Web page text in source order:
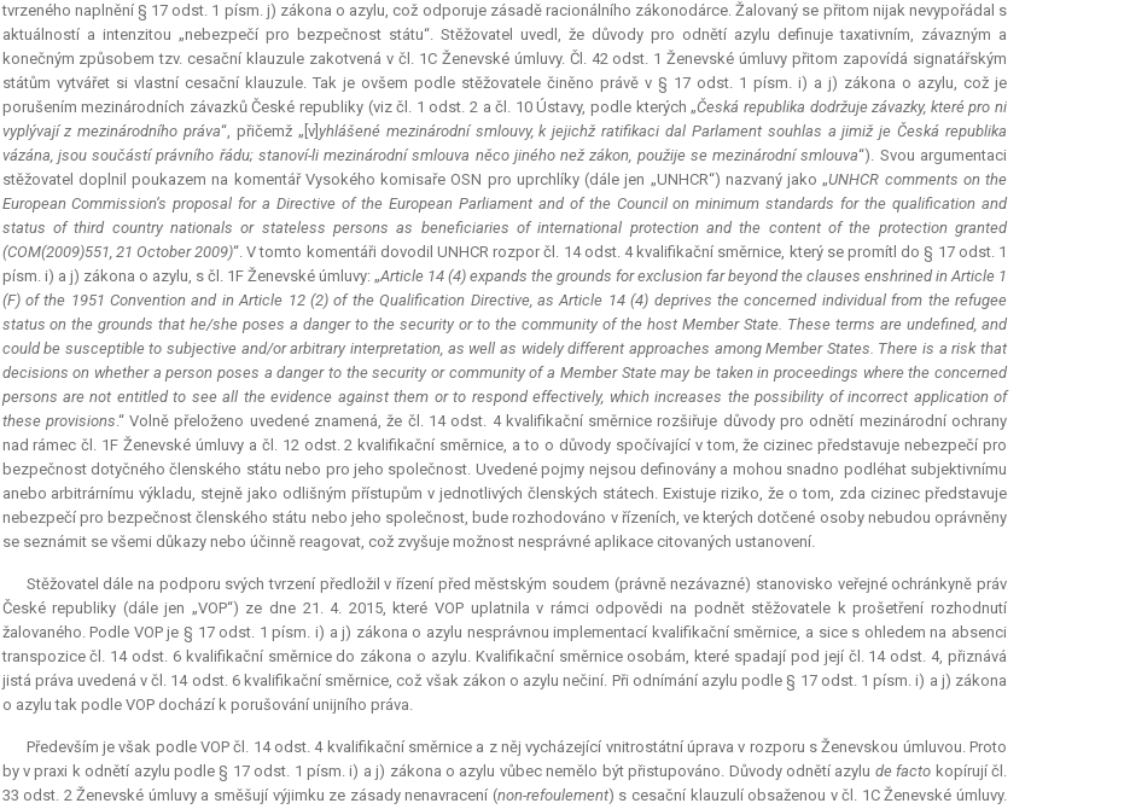
tvrzeného naplnění § 17 odst. 1 písm. j) zákona o azylu, což odporuje zásadě racionálního zákonodárce. Žalovaný se přitom nijak nevypořádal s
aktuálností a intenzitou „nebezpečí pro bezpečnost státu“. Stěžovatel uvedl, že důvody pro odnětí azylu definuje taxativním, závazným a
konečným způsobem tzv. cesační klauzule zakotvená v čl. 1C Ženevské úmluvy. Čl. 42 odst. 1 Ženevské úmluvy přitom zapovídá signatářským
státům vytvářet si vlastní cesační klauzule. Tak je ovšem podle stěžovatele činěno právě v § 17 odst. 1 písm. i) a j) zákona o azylu, což je
porušením mezinárodních závazků České republiky (viz čl. 1 odst. 2 a čl. 10 Ústavy, podle kterých „Česká republika dodržuje závazky, které pro ni
vyplývají z mezinárodního práva“, přičemž „[v] yhlášené mezinárodní smlouvy, k jejichž ratifikaci dal Parlament souhlas a jimiž je Česká republika
vázána, jsou součástí právního řádu; stanoví-li mezinárodní smlouva něco jiného než zákon, použije se mezinárodní smlouva“). Svou argumentaci
stěžovatel doplnil poukazem na komentář Vysokého komisaře OSN pro uprchlíky (dále jen „UNHCR“) nazvaný jako „UNHCR comments on the
European Commission’s proposal for a Directive of the European Parliament and of the Council on minimum standards for the qualification and
status of third country nationals or stateless persons as beneficiaries of international protection and the content of the protection granted
(COM(2009)551, 21 October 2009)“. V tomto komentáři dovodil UNHCR rozpor čl. 14 odst. 4 kvalifikační směrnice, který se promítl do § 17 odst. 1
písm. i) a j) zákona o azylu, s čl. 1F Ženevské úmluvy: „Article 14 (4) expands the grounds for exclusion far beyond the clauses enshrined in Article 1
(F) of the 1951 Convention and in Article 12 (2) of the Qualification Directive, as Article 14 (4) deprives the concerned individual from the refugee
status on the grounds that he/she poses a danger to the security or to the community of the host Member State. These terms are undefined, and
could be susceptible to subjective and/or arbitrary interpretation, as well as widely different approaches among Member States. There is a risk that
decisions on whether a person poses a danger to the security or community of a Member State may be taken in proceedings where the concerned
persons are not entitled to see all the evidence against them or to respond effectively, which increases the possibility of incorrect application of
these provisions.“ Volně přeloženo uvedené znamená, že čl. 14 odst. 4 kvalifikační směrnice rozšiřuje důvody pro odnětí mezinárodní ochrany
nad rámec čl. 1F Ženevské úmluvy a čl. 12 odst. 2 kvalifikační směrnice, a to o důvody spočívající v tom, že cizinec představuje nebezpečí pro
bezpečnost dotyčného členského státu nebo pro jeho společnost. Uvedené pojmy nejsou definovány a mohou snadno podléhat subjektivnímu
anebo arbitrárnímu výkladu, stejně jako odlišným přístupům v jednotlivých členských státech. Existuje riziko, že o tom, zda cizinec představuje
nebezpečí pro bezpečnost členského státu nebo jeho společnost, bude rozhodováno v řízeních, ve kterých dotčené osoby nebudou oprávněny
se seznámit se všemi důkazy nebo účinně reagovat, což zvyšuje možnost nesprávné aplikace citovaných ustanovení.
Stěžovatel dále na podporu svých tvrzení předložil v řízení před městským soudem (právně nezávazné) stanovisko veřejné ochránkyně práv
České republiky (dále jen „VOP“) ze dne 21. 4. 2015, které VOP uplatnila v rámci odpovědi na podnět stěžovatele k prošetření rozhodnutí
žalovaného. Podle VOP je § 17 odst. 1 písm. i) a j) zákona o azylu nesprávnou implementací kvalifikační směrnice, a sice s ohledem na absenci
transpozice čl. 14 odst. 6 kvalifikační směrnice do zákona o azylu. Kvalifikační směrnice osobám, které spadají pod její čl. 14 odst. 4, přiznává
jistá práva uvedená v čl. 14 odst. 6 kvalifikační směrnice, což však zákon o azylu nečiní. Při odnímání azylu podle § 17 odst. 1 písm. i) a j) zákona
o azylu tak podle VOP dochází k porušování unijního práva.
Především je však podle VOP čl. 14 odst. 4 kvalifikační směrnice a z něj vycházející vnitrostátní úprava v rozporu s Ženevskou úmluvou. Proto
by v praxi k odnětí azylu podle § 17 odst. 1 písm. i) a j) zákona o azylu vůbec nemělo být přistupováno. Důvody odnětí azylu de facto kopírují čl.
33 odst. 2 Ženevské úmluvy a směšují výjimku ze zásady nenavracení (non-refoulement) s cesační klauzulí obsaženou v čl. 1C Ženevské úmluvy.